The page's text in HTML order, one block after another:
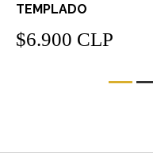
TEMPLADO
$6.900 CLP